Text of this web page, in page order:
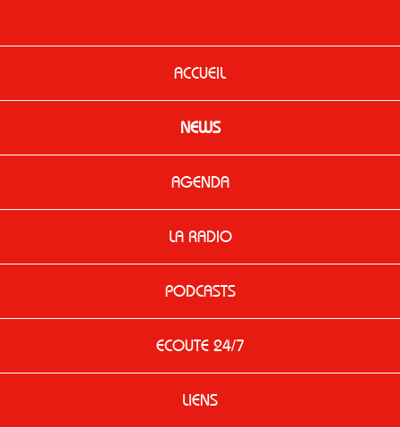
ACCUEIL
NEWS
AGENDA
LA RADIO
PODCASTS
ECOUTE 24/7
LIENS